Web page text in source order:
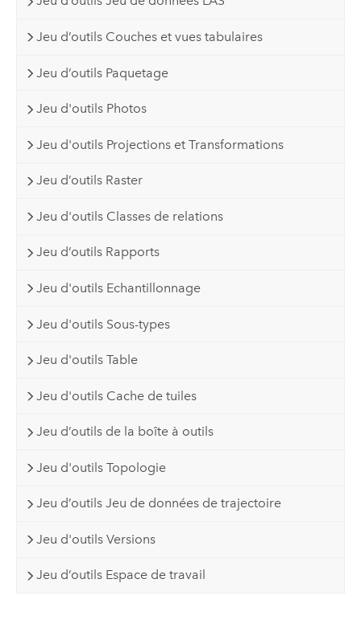
Jeu d’outils Couches et vues tabulaires
Jeu d’outils Paquetage
Jeu d'outils Photos
Jeu d'outils Projections et Transformations
Jeu d’outils Raster
Jeu d'outils Classes de relations
Jeu d’outils Rapports
Jeu d'outils Echantillonnage
Jeu d'outils Sous-types
Jeu d'outils Table
Jeu d'outils Cache de tuiles
Jeu d’outils de la boîte à outils
Jeu d'outils Topologie
Jeu d’outils Jeu de données de trajectoire
Jeu d'outils Versions
Jeu d’outils Espace de travail